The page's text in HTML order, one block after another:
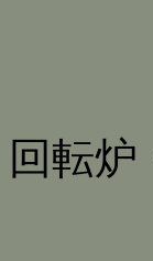
回転